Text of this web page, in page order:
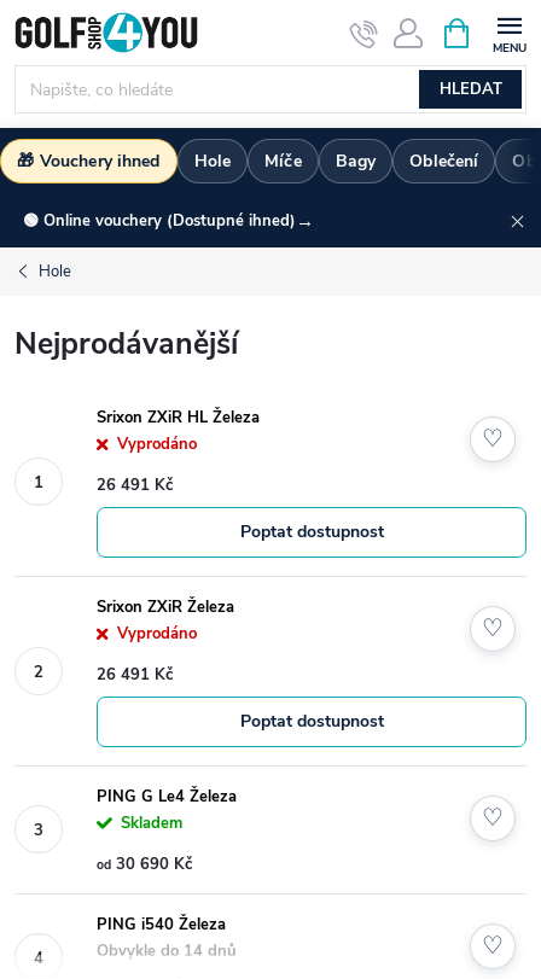
Přejít
na
obsah
HLEDAT
NÁKUPNÍ
KOŠÍK
🎁 Vouchery ihned Hole Míče Bagy Oblečení
🟢 Online vouchery (Dostupné ihned) →
Hole
Nejprodávanější
Srixon ZXiR HL Železa
Vyprodáno
26 491 Kč
Poptat dostupnost
♡
Srixon ZXiR Železa
Vyprodáno
26 491 Kč
Poptat dostupnost
♡
PING G Le4 Železa
Skladem
od 30 690 Kč
♡
PING i540 Železa
Obvykle do 14 dnů
♡